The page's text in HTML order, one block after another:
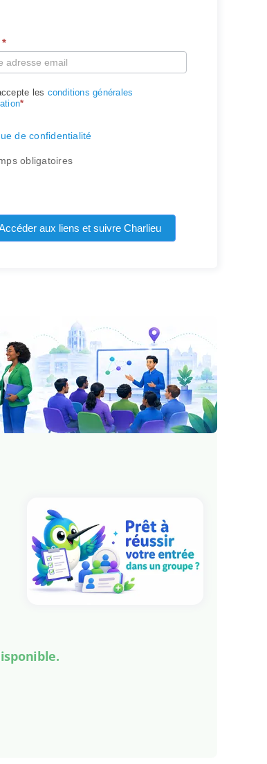
*
les conditions générales
*
de confidentialité
obligatoires
aux liens et suivre Charlieu